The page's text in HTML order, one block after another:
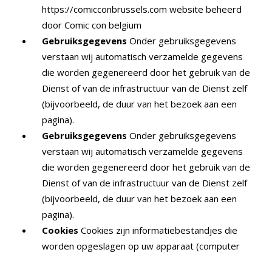
https://comicconbrussels.com website beheerd
door Comic con belgium
Gebruiksgegevens Onder gebruiksgegevens
verstaan wij automatisch verzamelde gegevens
die worden gegenereerd door het gebruik van de
Dienst of van de infrastructuur van de Dienst zelf
(bijvoorbeeld, de duur van het bezoek aan een
pagina).
Gebruiksgegevens Onder gebruiksgegevens
verstaan wij automatisch verzamelde gegevens
die worden gegenereerd door het gebruik van de
Dienst of van de infrastructuur van de Dienst zelf
(bijvoorbeeld, de duur van het bezoek aan een
pagina).
Cookies Cookies zijn informatiebestandjes die
worden opgeslagen op uw apparaat (computer